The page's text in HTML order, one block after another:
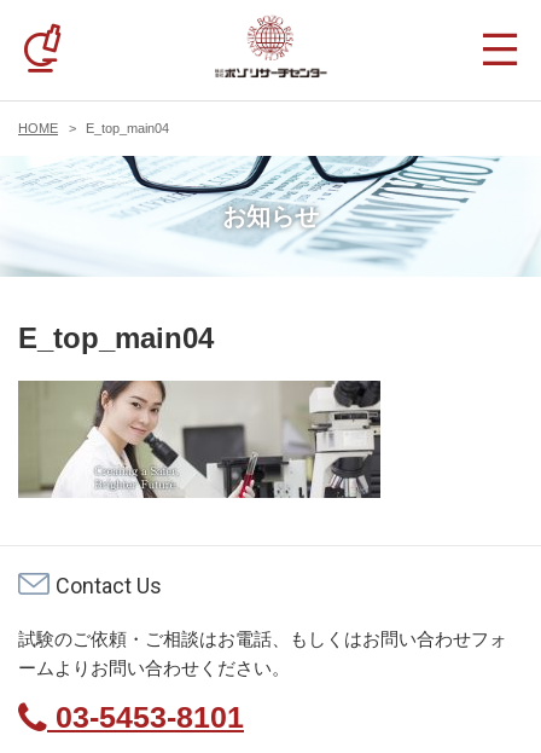
HOME E_top_main04
お知らせ
E_top_main04
Contact Us
試験のご依頼・ご相談はお電話、もしくはお問い合わせフォ
ームよりお問い合わせください。
03-5453-8101